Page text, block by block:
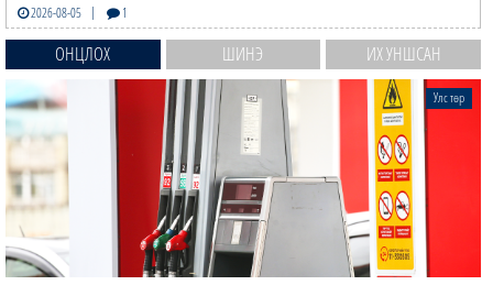
2026-08-05 | 1
ОНЦЛОХ ШИНЭ ИХ УНШСАН
Улс төр